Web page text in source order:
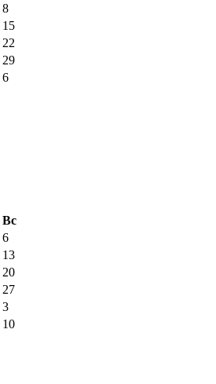
8
15
22
29
6
Вс
6
13
20
27
3
10